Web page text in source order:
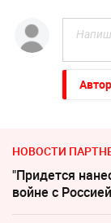
НОВОСТИ
"Придется
войне с Россией